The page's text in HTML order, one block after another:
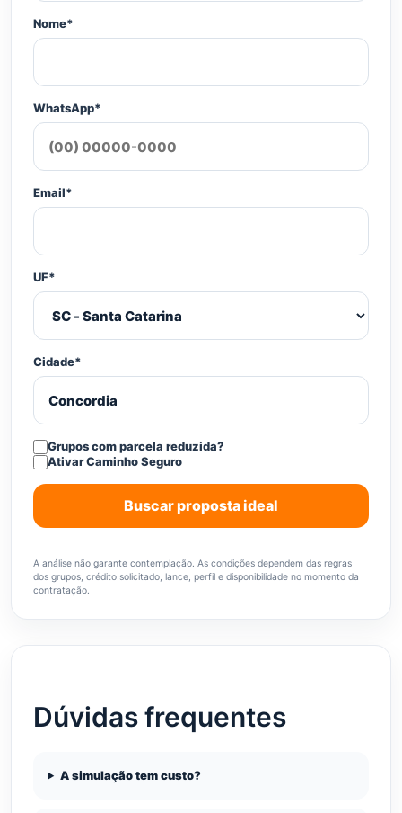
Nome*
WhatsApp*
Email*
UF*
Cidade*
Grupos com parcela reduzida?
Ativar Caminho Seguro
Buscar proposta ideal
A análise não garante contemplação. As condições dependem das regras
dos grupos, crédito solicitado, lance, perfil e disponibilidade no momento da
contratação.
Dúvidas frequentes
A simulação tem custo?